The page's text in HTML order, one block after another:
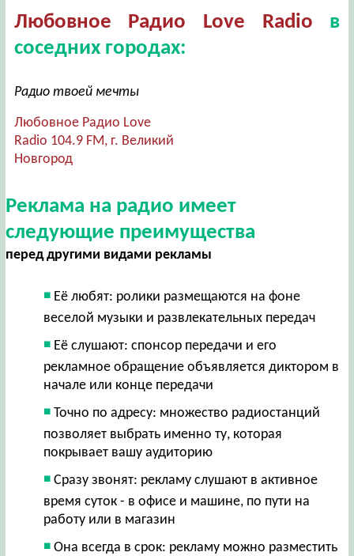
Любовное Радио Love Radio в
соседних городах:
Радио твоей мечты
Любовное Радио Love
Radio 104.9 FM, г. Великий
Новгород
Реклама на радио имеет
следующие преимущества
перед другими видами рекламы
Её любят: ролики размещаются на фоне
веселой музыки и развлекательных передач
Её слушают: спонсор передачи и его
рекламное обращение объявляется диктором в
начале или конце передачи
Точно по адресу: множество радиостанций
позволяет выбрать именно ту, которая
покрывает вашу аудиторию
Сразу звонят: рекламу слушают в активное
время суток - в офисе и машине, по пути на
работу или в магазин
Она всегда в срок: рекламу можно разместить